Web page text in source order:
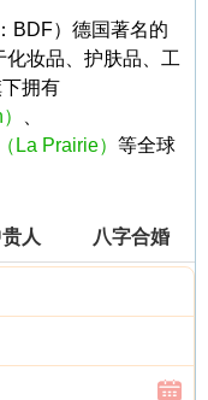
BDF）德国著名的
妆品、护肤品、工
拥有
La Prairie） 等全球
人 八字合婚